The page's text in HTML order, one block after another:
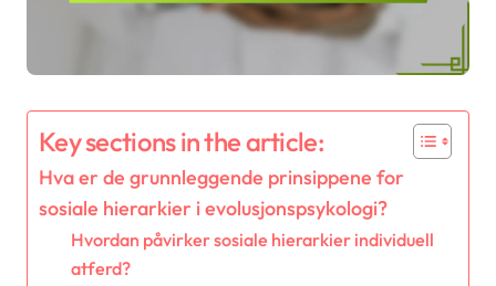
Key sections in the article:
Hva er de grunnleggende prinsippene for
sosiale hierarkier i evolusjonspsykologi?
Hvordan påvirker sosiale hierarkier individuell
atferd?